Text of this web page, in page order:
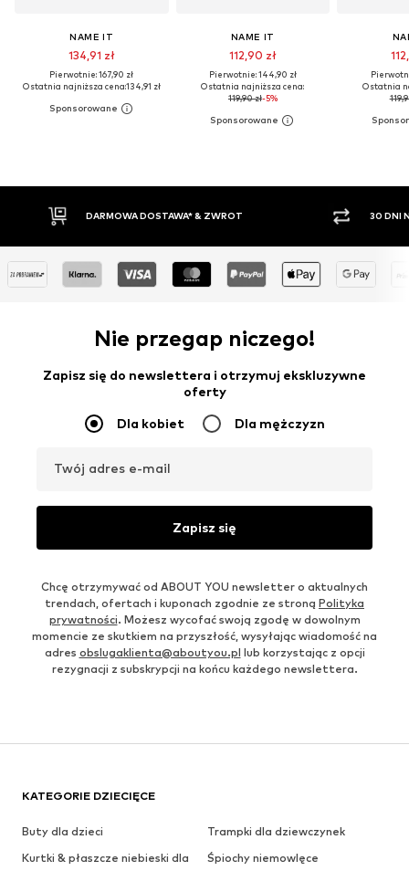
NAME IT
134,91 zł
Pierwotnie: 167,90 zł
Ostatnia najniższa cena:134,91 zł
NAME IT
112,90 zł
Pierwotnie: 144,90 zł
Ostatnia najniższa cena:
119,90 zł-5%
Ostatnia
30 DNI NA ZWROT TOWARU
Nie przegap niczego!
Zapisz się do newslettera i otrzymuj ekskluzywne
oferty
Dla kobiet Dla mężczyzn
Twój adres e-mail
Zapisz się
Chcę otrzymywać od ABOUT YOU newsletter o aktualnych
trendach, ofertach i kuponach zgodnie ze stroną Polityka
prywatności. Możesz wycofać swoją zgodę w dowolnym
momencie ze skutkiem na przyszłość, wysyłając wiadomość na
adres obslugaklienta@aboutyou.pl lub korzystając z opcji
rezygnacji z subskrypcji na końcu każdego newslettera.
KATEGORIE DZIECIĘCE
Buty dla dzieci
Trampki dla dziewczynek
Kurtki & płaszcze niebieski dla
Śpiochy niemowlęce